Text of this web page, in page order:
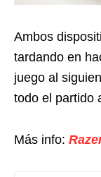
Ambos
tardando en
juego al
todo el partido
Más info: